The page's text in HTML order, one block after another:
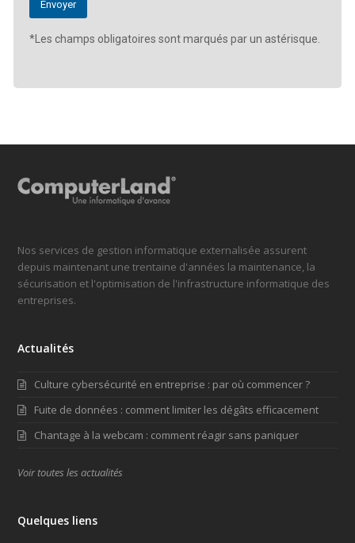
*Les champs obligatoires sont marqués par un astérisque.
Nos services de gestion informatique externalisée assurent
depuis maintenant une trentaine d'années la maintenance, la
sécurisation et l'optimisation de l'infrastructure informatique des
entreprises.
Actualités
Culture cybersécurité en entreprise : par où commencer ?
Fuite de données : comment limiter les dégâts efficacement
Chantage à la webcam : comment réagir sans paniquer
Voir toutes les actualités
Quelques liens